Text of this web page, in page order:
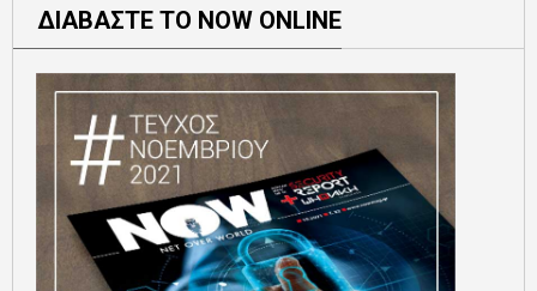
ΔΙΑΒΑΣΤΕ ΤΟ NOW ONLINE